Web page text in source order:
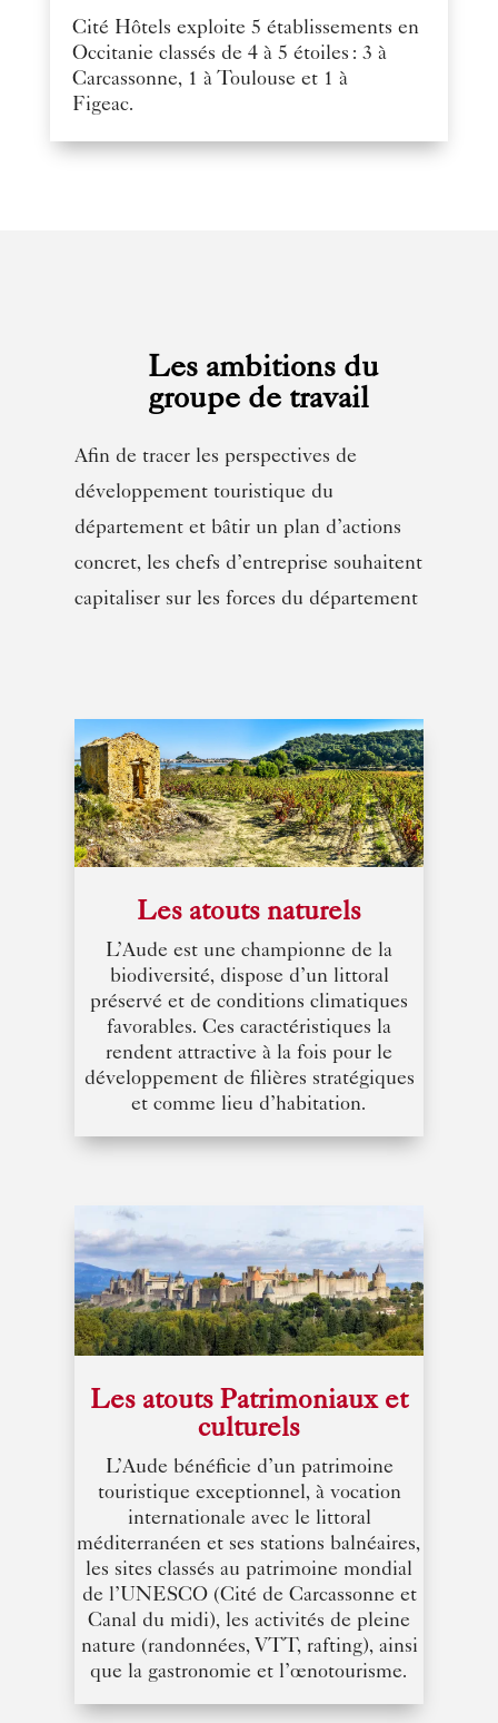
Cité Hôtels exploite 5 établissements en
Occitanie classés de 4 à 5 étoiles : 3 à
Carcassonne, 1 à Toulouse et 1 à
Figeac.
Les ambitions du
groupe de travail
Afin de tracer les perspectives de
développement touristique du
département et bâtir un plan d’actions
concret, les chefs d’entreprise souhaitent
capitaliser sur les forces du département
Les atouts naturels
L’Aude est une championne de la
biodiversité, dispose d’un littoral
préservé et de conditions climatiques
favorables. Ces caractéristiques la
rendent attractive à la fois pour le
développement de filières stratégiques
et comme lieu d’habitation.
Les atouts Patrimoniaux et
culturels
L’Aude bénéficie d’un patrimoine
touristique exceptionnel, à vocation
internationale avec le littoral
méditerranéen et ses stations balnéaires,
les sites classés au patrimoine mondial
de l’UNESCO (Cité de Carcassonne et
Canal du midi), les activités de pleine
nature (randonnées, VTT, rafting), ainsi
que la gastronomie et l’œnotourisme.